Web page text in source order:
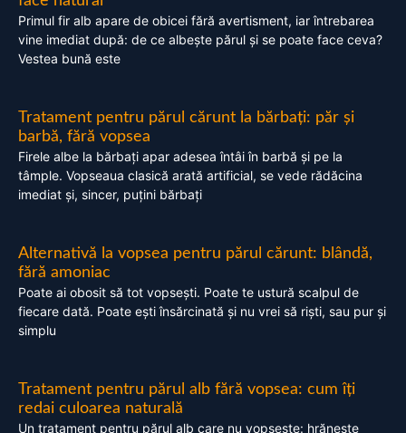
Primul fir alb apare de obicei fără avertisment, iar întrebarea
vine imediat după: de ce albește părul și se poate face ceva?
Vestea bună este
Tratament pentru părul cărunt la bărbați: păr și
barbă, fără vopsea
Firele albe la bărbați apar adesea întâi în barbă și pe la
tâmple. Vopseaua clasică arată artificial, se vede rădăcina
imediat și, sincer, puțini bărbați
Alternativă la vopsea pentru părul cărunt: blândă,
fără amoniac
Poate ai obosit să tot vopsești. Poate te ustură scalpul de
fiecare dată. Poate ești însărcinată și nu vrei să riști, sau pur și
simplu
Tratament pentru părul alb fără vopsea: cum îți
redai culoarea naturală
Un tratament pentru părul alb care nu vopsește: hrănește